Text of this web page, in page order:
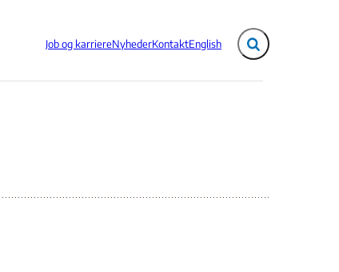
Job og karriereNyhederKontaktEnglish Fold søgefelt ud